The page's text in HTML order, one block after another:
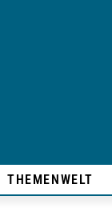
THEMENWELT